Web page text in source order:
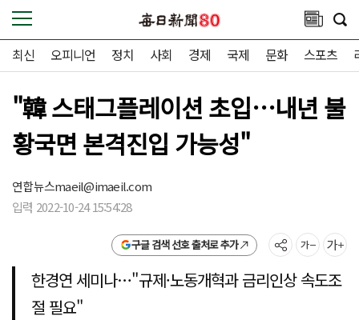
최신 오피니언 정치 사회 경제 국제 문화 스포츠
"韓 스태그플레이션 초입…내년 불
황국면 본격진입 가능성"
연합뉴스maeil@imaeil.com
입력 2022-10-24 15:54:28
구글 검색 선호 출처로 추가
한경연 세미나…"규제·노동개혁과 금리인상 속도조
절 필요"